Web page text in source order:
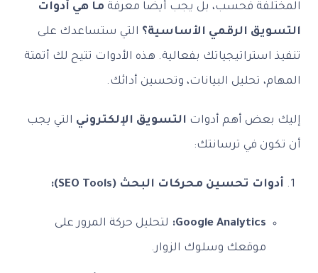
المختلفة فحسب، بل يجب أيضاً معرفة ما هي أدوات
التسويق الرقمي الأساسية؟ التي ستساعدك على
تنفيذ استراتيجياتك بفعالية. هذه الأدوات تتيح لك أتمتة
المهام، تحليل البيانات، وتحسين أدائك.
إليك بعض أهم أدوات التسويق الإلكتروني التي يجب
أن تكون في ترسانتك:
أدوات تحسين محركات البحث (SEO Tools):
Google Analytics: لتحليل حركة المرور على
موقعك وسلوك الزوار.